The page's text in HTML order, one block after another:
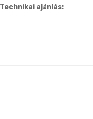
Technikai ajánlás: